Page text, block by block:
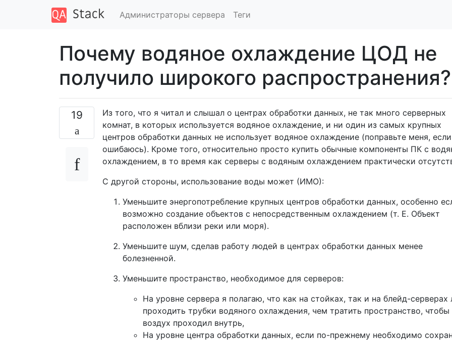
Администраторы сервера Теги
Почему водяное охлаждение ЦОД не
получило широкого распространения?
19
Из того, что я читал и слышал о центрах обработки данных, не так много серверных
комнат, в которых используется водяное охлаждение, и ни один из самых крупных
центров обработки данных не использует водяное охлаждение (поправьте меня,
ошибаюсь). Кроме того, относительно просто купить обычные компоненты ПК с
охлаждением, в то время как серверы с водяным охлаждением практически
С другой стороны, использование воды может (ИМО):
Уменьшите энергопотребление крупных центров обработки данных, особенно
возможно создание объектов с непосредственным охлаждением (т. Е. Объект
расположен вблизи реки или моря).
Уменьшите шум, сделав работу людей в центрах обработки данных менее
болезненной.
Уменьшите пространство, необходимое для серверов:
На уровне сервера я полагаю, что как на стойках, так и на блейд-серверах
проходить трубки водяного охлаждения, чем тратить пространство, чтобы
воздух проходил внутрь,
На уровне центра обработки данных, если по-прежнему необходимо